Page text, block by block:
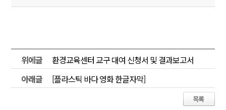
위에글
환경교육센터 교구 대여 신청서 및 결과보고서
아래글
[플라스틱 바다 영화 한글자막]